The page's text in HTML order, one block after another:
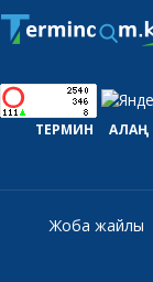
ТЕРМИН АЛАҢ
Жоба жайлы